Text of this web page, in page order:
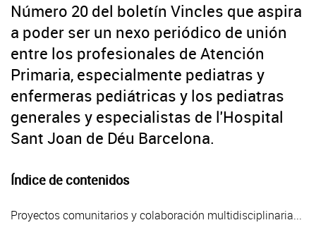
Número 20 del boletín Vincles que aspira
a poder ser un nexo periódico de unión
entre los profesionales de Atención
Primaria, especialmente pediatras y
enfermeras pediátricas y los pediatras
generales y especialistas de l'Hospital
Sant Joan de Déu Barcelona.
Índice de contenidos
Proyectos comunitarios y colaboración multidisciplinaria...